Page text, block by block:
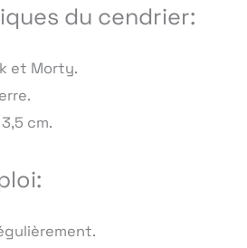
du cendrier:
et Morty.
cm.